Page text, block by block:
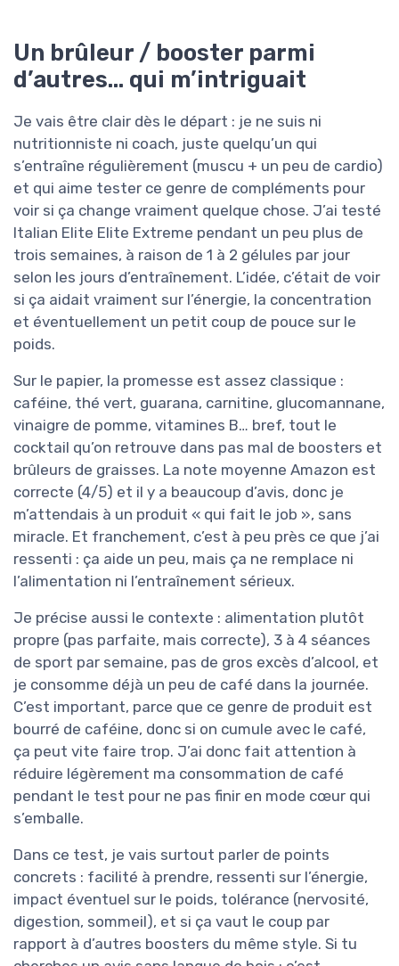
Un brûleur / booster parmi
d’autres… qui m’intriguait
Je vais être clair dès le départ : je ne suis ni
nutritionniste ni coach, juste quelqu’un qui
s’entraîne régulièrement (muscu + un peu de cardio)
et qui aime tester ce genre de compléments pour
voir si ça change vraiment quelque chose. J’ai testé
Italian Elite Elite Extreme pendant un peu plus de
trois semaines, à raison de 1 à 2 gélules par jour
selon les jours d’entraînement. L’idée, c’était de voir
si ça aidait vraiment sur l’énergie, la concentration
et éventuellement un petit coup de pouce sur le
poids.
Sur le papier, la promesse est assez classique :
caféine, thé vert, guarana, carnitine, glucomannane,
vinaigre de pomme, vitamines B… bref, tout le
cocktail qu’on retrouve dans pas mal de boosters et
brûleurs de graisses. La note moyenne Amazon est
correcte (4/5) et il y a beaucoup d’avis, donc je
m’attendais à un produit « qui fait le job », sans
miracle. Et franchement, c’est à peu près ce que j’ai
ressenti : ça aide un peu, mais ça ne remplace ni
l’alimentation ni l’entraînement sérieux.
Je précise aussi le contexte : alimentation plutôt
propre (pas parfaite, mais correcte), 3 à 4 séances
de sport par semaine, pas de gros excès d’alcool, et
je consomme déjà un peu de café dans la journée.
C’est important, parce que ce genre de produit est
bourré de caféine, donc si on cumule avec le café,
ça peut vite faire trop. J’ai donc fait attention à
réduire légèrement ma consommation de café
pendant le test pour ne pas finir en mode cœur qui
s’emballe.
Dans ce test, je vais surtout parler de points
concrets : facilité à prendre, ressenti sur l’énergie,
impact éventuel sur le poids, tolérance (nervosité,
digestion, sommeil), et si ça vaut le coup par
rapport à d’autres boosters du même style. Si tu